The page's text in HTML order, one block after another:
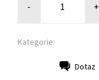
- +
Kategorie:
Dotaz